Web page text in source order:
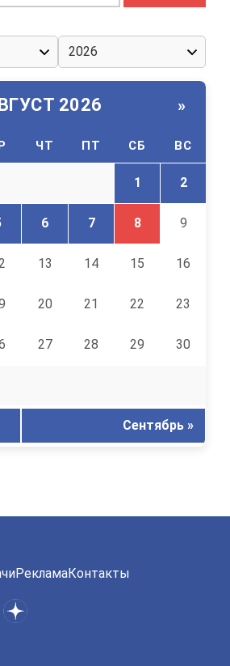
2026 »
ЧТ ПТ СБ ВС
1 2
6 7 8 9
13 14 15 16
20 21 22 23
27 28 29 30
Сентябрь »
РекламаКонтакты